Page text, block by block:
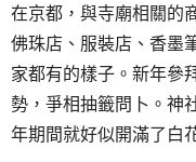
在京都，與寺廟相關的
佛珠店、服裝店、香墨
家都有的樣子。新年參
勢，爭相抽籤問卜。神
年期間就好似開滿了白